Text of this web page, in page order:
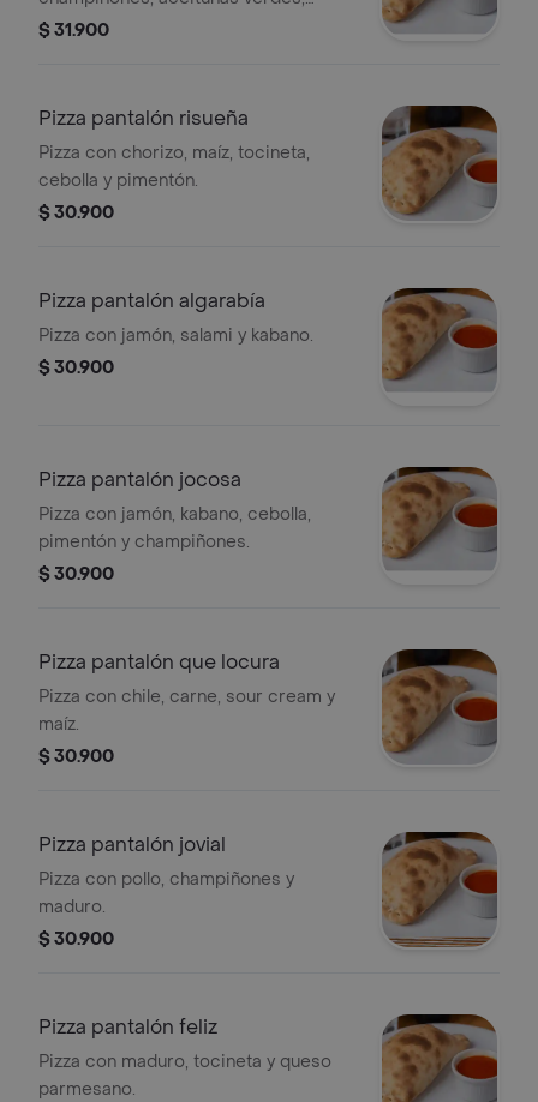
pimentón, cebolla y maíz.
$ 31.900
Pizza pantalón risueña
Pizza con chorizo, maíz, tocineta,
cebolla y pimentón.
$ 30.900
Pizza pantalón algarabía
Pizza con jamón, salami y kabano.
$ 30.900
Pizza pantalón jocosa
Pizza con jamón, kabano, cebolla,
pimentón y champiñones.
$ 30.900
Pizza pantalón que locura
Pizza con chile, carne, sour cream y
maíz.
$ 30.900
Pizza pantalón jovial
Pizza con pollo, champiñones y
maduro.
$ 30.900
Pizza pantalón feliz
Pizza con maduro, tocineta y queso
parmesano.